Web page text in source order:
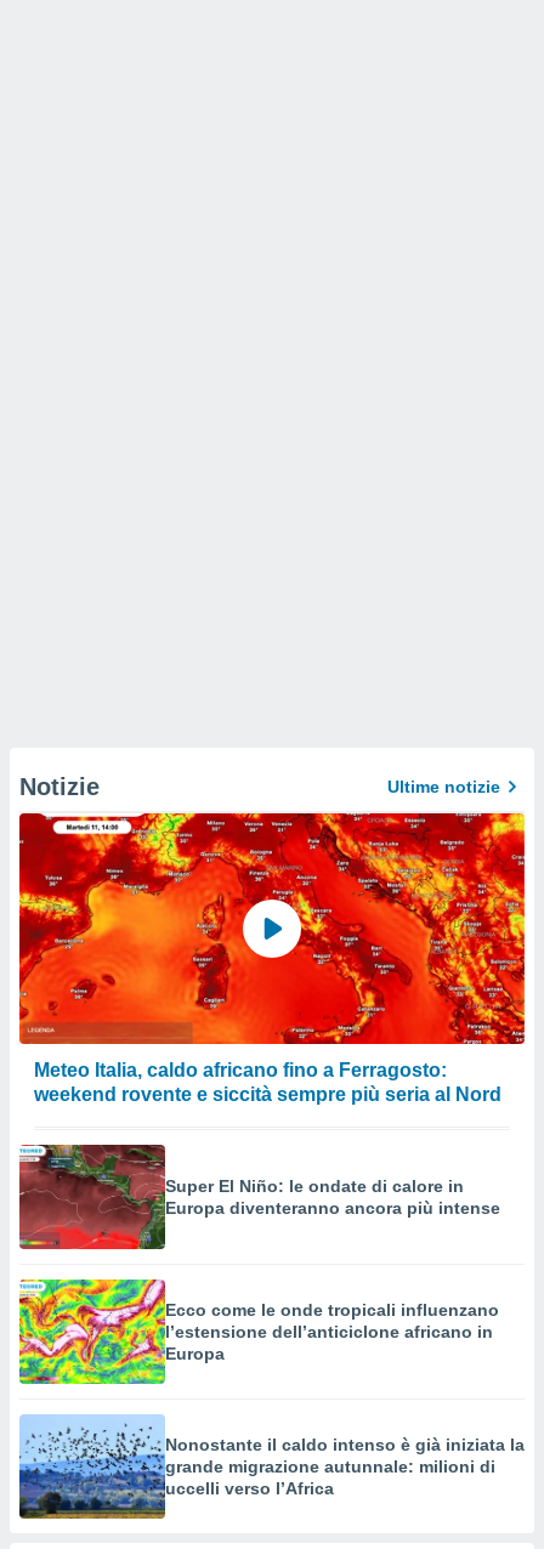
Notizie Ultime notizie
Meteo Italia, caldo africano fino a Ferragosto:
weekend rovente e siccità sempre più seria al Nord
Super El Niño: le ondate di calore in
Europa diventeranno ancora più intense
Ecco come le onde tropicali influenzano
l’estensione dell’anticiclone africano in
Europa
Nonostante il caldo intenso è già iniziata la
grande migrazione autunnale: milioni di
uccelli verso l’Africa